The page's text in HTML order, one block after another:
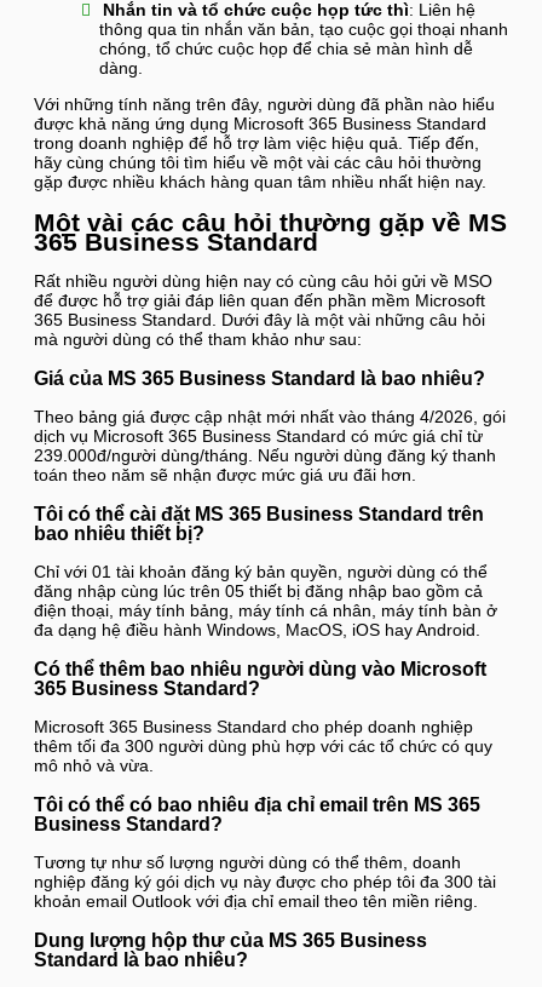
Nhắn tin và tổ chức cuộc họp tức thì: Liên hệ
thông qua tin nhắn văn bản, tạo cuộc gọi thoại nhanh
chóng, tổ chức cuộc họp để chia sẻ màn hình dễ
dàng.
Với những tính năng trên đây, người dùng đã phần nào hiểu
được khả năng ứng dụng Microsoft 365 Business Standard
trong doanh nghiệp để hỗ trợ làm việc hiệu quả. Tiếp đến,
hãy cùng chúng tôi tìm hiểu về một vài các câu hỏi thường
gặp được nhiều khách hàng quan tâm nhiều nhất hiện nay.
Một vài các câu hỏi thường gặp về MS
365 Business Standard
Rất nhiều người dùng hiện nay có cùng câu hỏi gửi về MSO
để được hỗ trợ giải đáp liên quan đến phần mềm Microsoft
365 Business Standard. Dưới đây là một vài những câu hỏi
mà người dùng có thể tham khảo như sau:
Giá của MS 365 Business Standard là bao nhiêu?
Theo bảng giá được cập nhật mới nhất vào tháng 4/2026, gói
dịch vụ Microsoft 365 Business Standard có mức giá chỉ từ
239.000đ/người dùng/tháng. Nếu người dùng đăng ký thanh
toán theo năm sẽ nhận được mức giá ưu đãi hơn.
Tôi có thể cài đặt MS 365 Business Standard trên
bao nhiêu thiết bị?
Chỉ với 01 tài khoản đăng ký bản quyền, người dùng có thể
đăng nhập cùng lúc trên 05 thiết bị đăng nhập bao gồm cả
điện thoại, máy tính bảng, máy tính cá nhân, máy tính bàn ở
đa dạng hệ điều hành Windows, MacOS, iOS hay Android.
Có thể thêm bao nhiêu người dùng vào Microsoft
365 Business Standard?
Microsoft 365 Business Standard cho phép doanh nghiệp
thêm tối đa 300 người dùng phù hợp với các tổ chức có quy
mô nhỏ và vừa.
Tôi có thể có bao nhiêu địa chỉ email trên MS 365
Business Standard?
Tương tự như số lượng người dùng có thể thêm, doanh
nghiệp đăng ký gói dịch vụ này được cho phép tôi đa 300 tài
khoản email Outlook với địa chỉ email theo tên miền riêng.
Dung lượng hộp thư của MS 365 Business
Standard là bao nhiêu?